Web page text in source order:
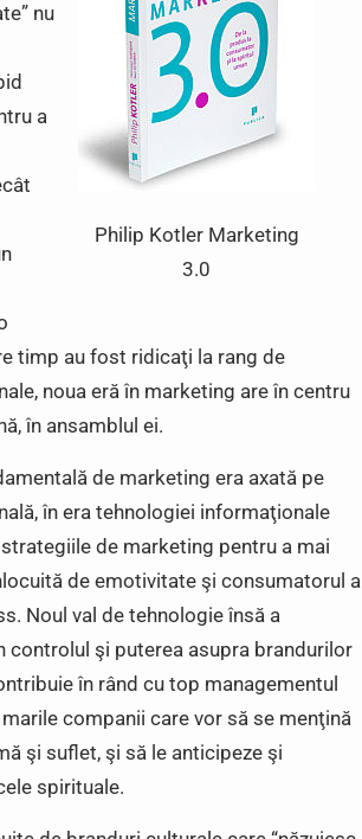
Philip Kotler Marketing
3.0
nu
a
timp au fost ridicaţi la rang de
noua eră în marketing are în centru
în ansamblul ei.
de marketing era axată pe
în era tehnologiei informaţionale
de marketing pentru a mai
de emotivitate şi consumatorul a
Noul val de tehnologie însă a
şi puterea asupra brandurilor
în rând cu top managementul
companii care vor să se menţină
şi suflet, şi să le anticipeze şi
spirituale.